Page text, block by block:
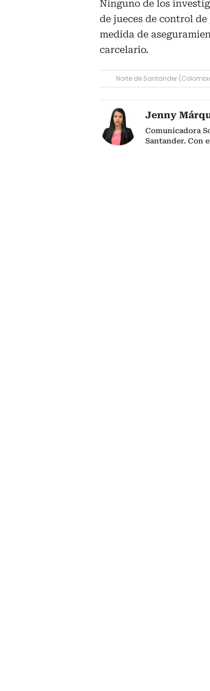
Ninguno de los
de jueces de control
medida de
carcelario.
Norte de Santander
Jenny
Comunicadora
Santander. Con